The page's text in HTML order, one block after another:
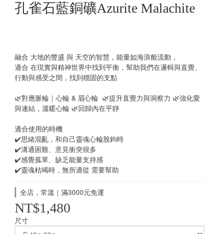
孔雀石藍銅礦Azurite Malachite
融合 大地的豐盛 與 天空的智慧，能量如海浪般流動，
適合 在現實與精神世界中找到平衡，幫助我們在邏輯與直覺、
行動與感受之間，找到穩固的支點
🌿對應脈輪｜心輪 & 眉心輪  🌿提升直覺力與洞察力 🌿強化愛
與連結，溫暖心輪 🌿回歸內在平靜
適合使用的時機
✔️思緒混亂，和自己靈魂心輪脫鉤時
✔️溝通困難、意見衝突很多
✔️感覺孤單、缺乏能量支持感
✔️靈魂枯竭時，無所適從 需要幫助
全店，常溫｜滿3000元免運
NT$1,480
尺寸